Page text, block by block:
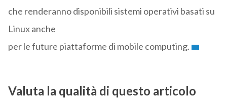
che renderanno disponibili sistemi operativi basati su
Linux anche
per le future piattaforme di mobile computing.
Valuta la qualità di questo articolo